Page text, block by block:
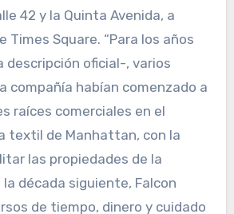
42 y la Quinta Avenida, a
Times Square. “Para los años
oficial-, varios
compañía habían comenzado a
raíces comerciales en el
textil de Manhattan, con la
las propiedades de la
década siguiente, Falcon
de tiempo, dinero y cuidado